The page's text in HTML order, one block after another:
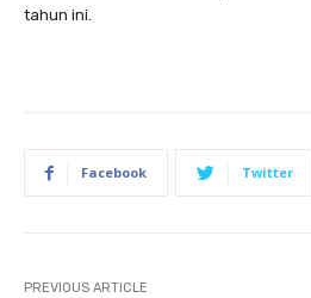
tahun ini.
Facebook Twitter
PREVIOUS ARTICLE